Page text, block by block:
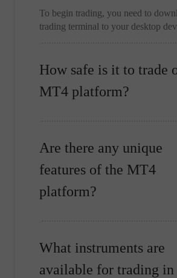
To begin trading, you need to
trading terminal to your desktop
How safe is it to trade
MT4 platform?
Are there any unique
features of the MT4
platform?
What instruments are
available for trading in